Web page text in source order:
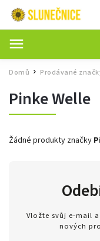
Domů / Prodávané
Pinke Welle
Žádné produkty značky
Vložte svůj e-mail
nových